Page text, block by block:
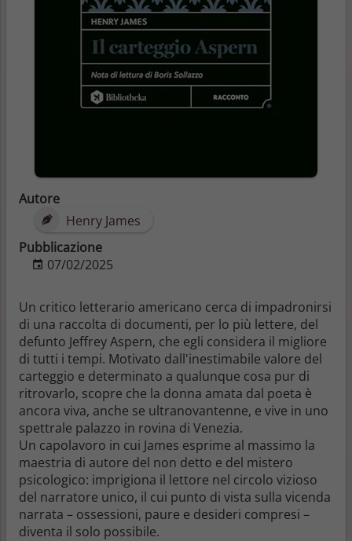
Autore
Henry James
Pubblicazione
07/02/2025
Un critico letterario americano cerca di impadronirsi
di una raccolta di documenti, per lo più lettere, del
defunto Jeffrey Aspern, che egli considera il migliore
di tutti i tempi. Motivato dall'inestimabile valore del
carteggio e determinato a qualunque cosa pur di
ritrovarlo, scopre che la donna amata dal poeta è
ancora viva, anche se ultranovantenne, e vive in uno
spettrale palazzo in rovina di Venezia.
Un capolavoro in cui James esprime al massimo la
maestria di autore del non detto e del mistero
psicologico: imprigiona il lettore nel circolo vizioso
del narratore unico, il cui punto di vista sulla vicenda
narrata – ossessioni, paure e desideri compresi –
diventa il solo possibile.